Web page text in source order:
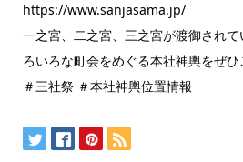
https://www.sanjasama.jp/
一之宮、二之宮、三之宮が渡御され
ろいろな町会をめぐる本社神輿をぜひ
＃三社祭 ＃本社神輿位置情報